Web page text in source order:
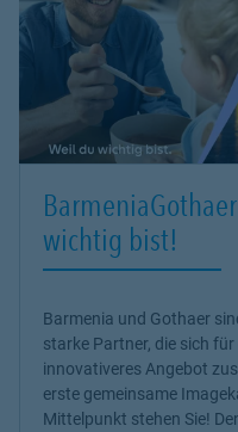
wichtig bist!
Barmenia und Gothaer
starke Partner, die sich
innovativeres Angebot
erste gemeinsame
Mittelpunkt stehen Sie!